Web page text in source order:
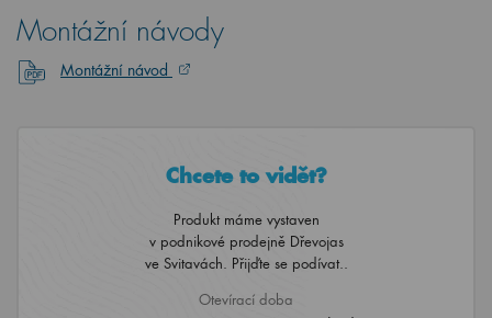
Montážní návody
Montážní návod
Chcete to vidět?
Produkt máme vystaven
v podnikové prodejně Dřevojas
ve Svitavách. Přijďte se podívat..
Otevírací doba